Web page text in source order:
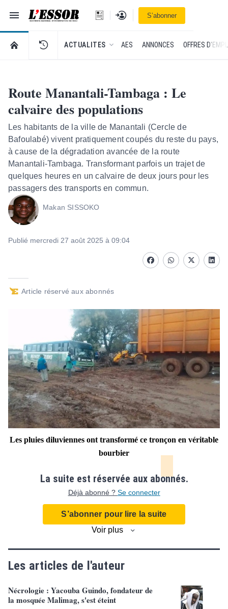
Navigation
L'Essor - retour à la une
Se connecterS’abonner
RETOUR À LA PAGE D’ACCUEIL DE L'ESSOR
ACTUALITES AES ANNONCES OFFRES
Route Manantali-Tambaga : Le
calvaire des populations
Les habitants de la ville de Manantali (Cercle de
Bafoulabé) vivent pratiquement coupés du reste du pays,
à cause de la dégradation avancée de la route
Manantali-Tambaga. Transformant parfois un trajet de
quelques heures en un calvaire de deux jours pour les
passagers des transports en commun.
Makan SISSOKO
Publié mercredi 27 août 2025 à 09:04
FacebookwhatsappTwitter
Article réservé aux abonnés
Les pluies diluviennes ont transformé ce tronçon en véritable
bourbier
La suite est réservée aux abonnés.
Déjà abonné ? Se connecter
S’abonner pour lire la suite
Voir plus
Les articles de l'auteur
Nécrologie : Yacouba Guindo, fondateur de
la mosquée Malimag, s'est éteint